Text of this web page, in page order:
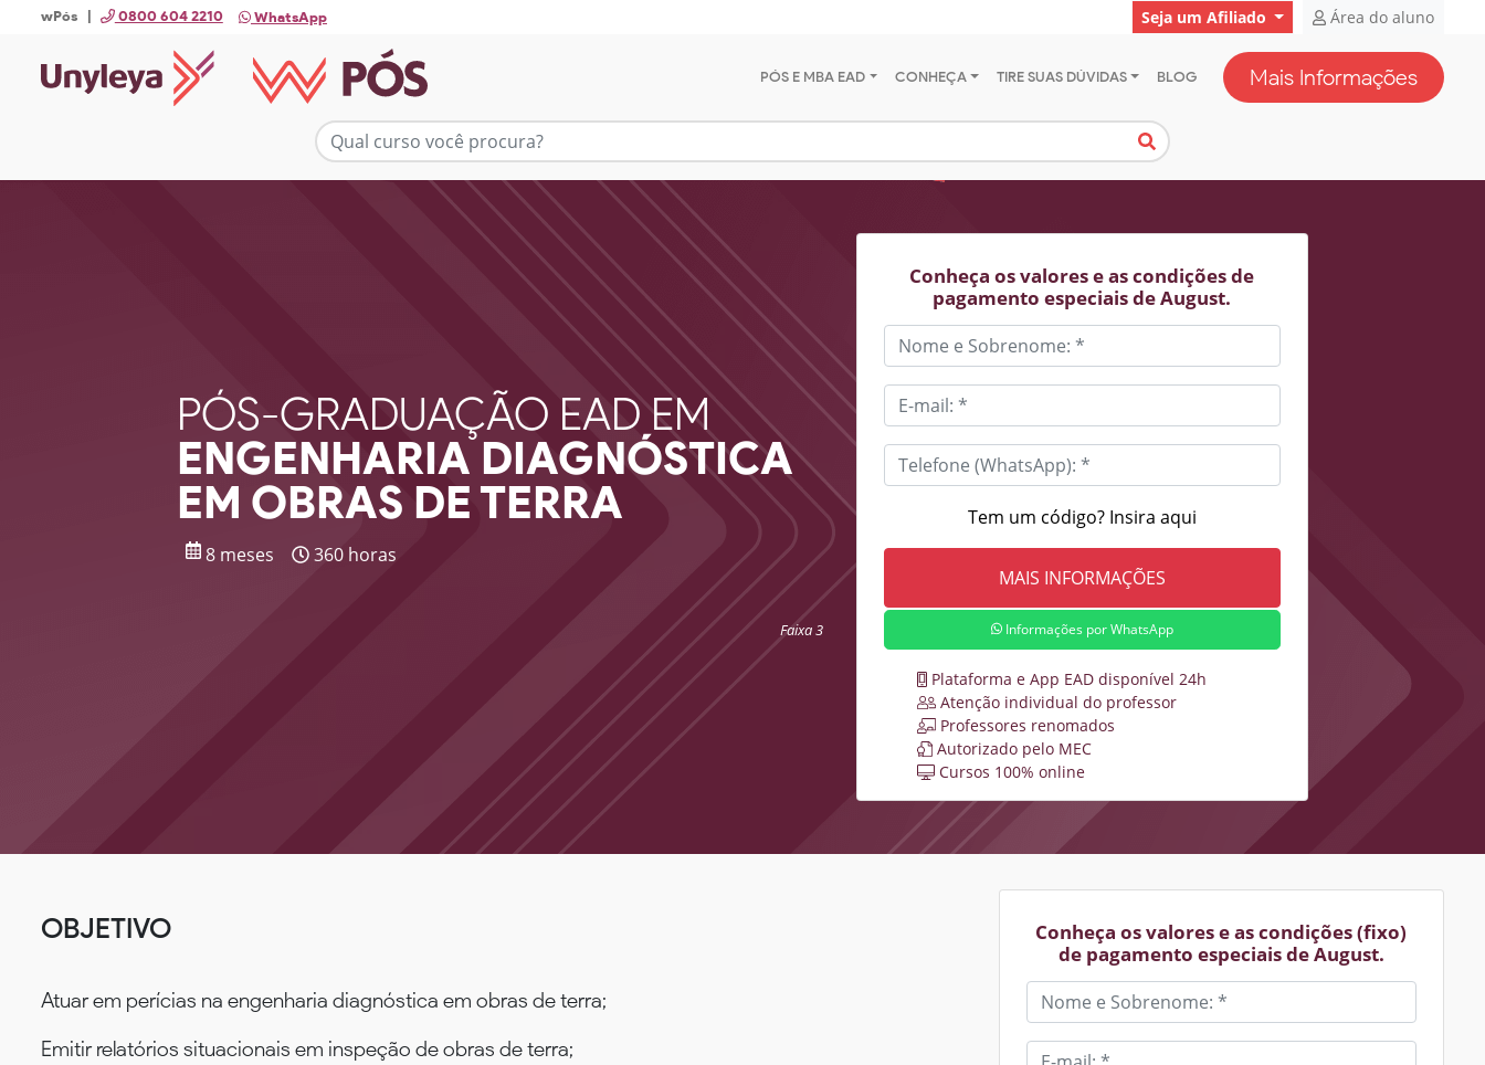
wPós | 0800 604 2210 WhatsApp Seja um Afiliado Área do aluno
PÓS E MBA EAD CONHEÇA TIRE SUAS DÚVIDAS BLOG Mais Informações
PÓS-GRADUAÇÃO EAD EM
ENGENHARIA DIAGNÓSTICA
EM OBRAS DE TERRA
8 meses 360 horas
Faixa 3
Conheça os valores e as condições de
pagamento especiais de August.
Tem um código? Insira aqui
Informações por WhatsApp
Plataforma e App EAD disponível 24h
Atenção individual do professor
Professores renomados
Autorizado pelo MEC
Cursos 100% online
OBJETIVO
Atuar em perícias na engenharia diagnóstica em obras de terra;
Emitir relatórios situacionais em inspeção de obras de terra;
Conheça os valores e as condições (fixo)
de pagamento especiais de August.